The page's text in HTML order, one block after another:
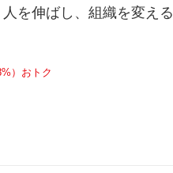
を伸ばし、組織を変える
）おトク